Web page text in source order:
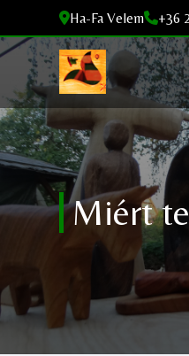
Ha-Fa Velem +36
Miért